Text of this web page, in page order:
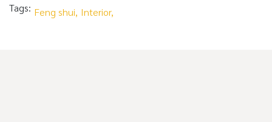
Tags: Feng shui, Interior,